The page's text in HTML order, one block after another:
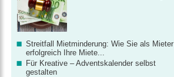
Streitfall Mietminderung: Wie Sie als Mieter
erfolgreich Ihre Miete...
Für Kreative – Adventskalender selbst
gestalten